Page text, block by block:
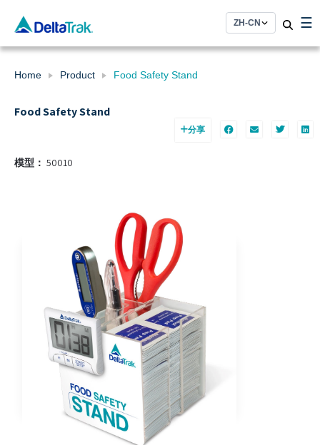
☰
content
Home Product Food Safety Stand
Food Safety Stand
分享
模型： 50010